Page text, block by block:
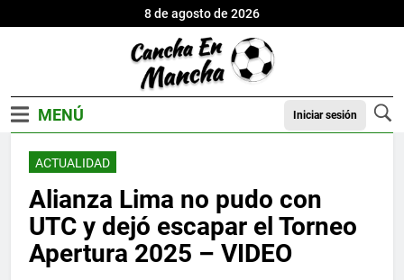
8 de agosto de 2026
Iniciar sesión
ACTUALIDAD
Alianza Lima no pudo con
UTC y dejó escapar el Torneo
Apertura 2025 – VIDEO